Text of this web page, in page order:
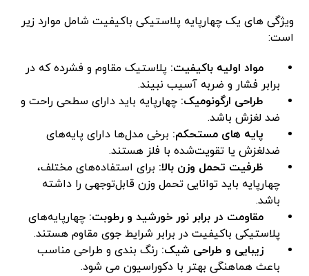
ویژگی های یک چهارپایه پلاستیکی باکیفیت شامل موارد زیر
است:
مواد اولیه باکیفیت: پلاستیک مقاوم و فشرده که در
برابر فشار و ضربه آسیب نبیند.
طراحی ارگونومیک: چهارپایه باید دارای سطحی راحت و
ضد لغزش باشد.
پایه های مستحکم: برخی مدل‌ها دارای پایه‌های
ضدلغزش یا تقویت‌شده با فلز هستند.
ظرفیت تحمل وزن بالا: برای استفاده‌های مختلف،
چهارپایه باید توانایی تحمل وزن قابل‌توجهی را داشته
باشد.
مقاومت در برابر نور خورشید و رطوبت: چهارپایه‌های
پلاستیکی باکیفیت در برابر شرایط جوی مقاوم هستند.
زیبایی و طراحی شیک: رنگ بندی و طراحی مناسب
باعث هماهنگی بهتر با دکوراسیون می شود.